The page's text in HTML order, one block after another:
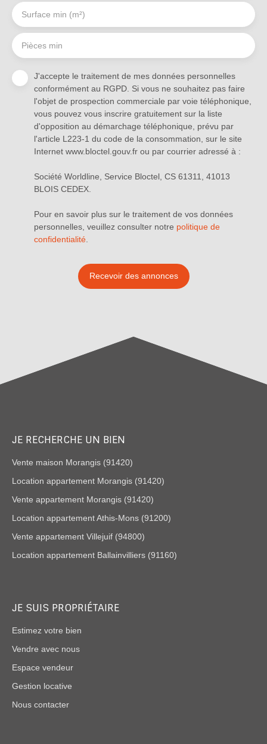
Surface min (m²)
Pièces min
J'accepte le traitement de mes données personnelles
conformément au RGPD. Si vous ne souhaitez pas faire
l'objet de prospection commerciale par voie téléphonique,
vous pouvez vous inscrire gratuitement sur la liste
d'opposition au démarchage téléphonique, prévu par
l'article L223-1 du code de la consommation, sur le site
Internet www.bloctel.gouv.fr ou par courrier adressé à :
Société Worldline, Service Bloctel, CS 61311, 41013
BLOIS CEDEX.
Pour en savoir plus sur le traitement de vos données
personnelles, veuillez consulter notre politique de
confidentialité
Recevoir des annonces
JE RECHERCHE UN BIEN
Vente maison Morangis (91420)
Location appartement Morangis (91420)
Vente appartement Morangis (91420)
Location appartement Athis-Mons (91200)
Vente appartement Villejuif (94800)
Location appartement Ballainvilliers (91160)
JE SUIS PROPRIÉTAIRE
Estimez votre bien
Vendre avec nous
Espace vendeur
Gestion locative
Nous contacter